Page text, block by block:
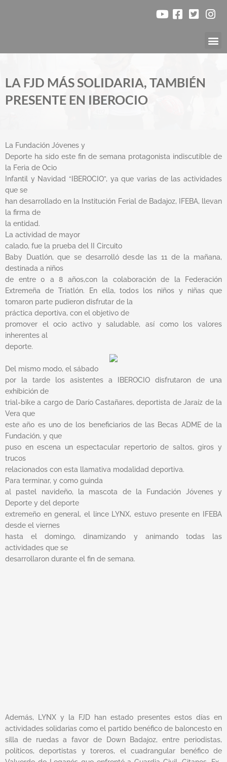
LA FJD MÁS SOLIDARIA, TAMBIÉN
PRESENTE EN IBEROCIO
La Fundación Jóvenes y
Deporte ha sido este fin de semana protagonista indiscutible de
la Feria de Ocio
Infantil y Navidad “IBEROCIO”, ya que varias de las actividades
que se
han desarrollado en la Institución Ferial de Badajoz, IFEBA, llevan
la firma de
la entidad.
La actividad de mayor
calado, fue la prueba del II Circuito
Baby Duatlón, que se desarrolló desde las 11 de la mañana,
destinada a niños
de entre 0 a 8 años,con la colaboración de la Federación
Extremeña de Triatlón. En ella, todos los niños y niñas que
tomaron parte pudieron disfrutar de la
práctica deportiva, con el objetivo de
promover el ocio activo y saludable, así como los valores
inherentes al
deporte.
Del mismo modo, el sábado
por la tarde los asistentes a IBEROCIO disfrutaron de una
exhibición de
trial-bike a cargo de Darío Castañares, deportista de Jaraíz de la
Vera que
este año es uno de los beneficiarios de las Becas ADME de la
Fundación, y que
puso en escena un espectacular repertorio de saltos, giros y
trucos
relacionados con esta llamativa modalidad deportiva.
Para terminar, y como guinda
al pastel navideño, la mascota de la Fundación Jóvenes y
Deporte y del deporte
extremeño en general, el lince LYNX, estuvo presente en IFEBA
desde el viernes
hasta el domingo, dinamizando y animando todas las
actividades que se
desarrollaron durante el fin de semana.
Además, LYNX y la FJD han estado presentes estos días en
actividades solidarias como el partido benéfico de baloncesto en
silla de ruedas a favor de Down Badajoz, entre periodistas,
políticos, deportistas y toreros, el cuadrangular benéfico de